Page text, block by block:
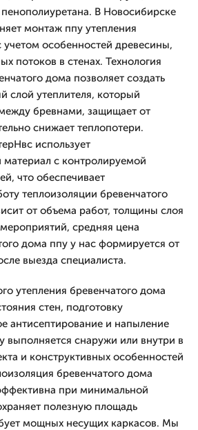
В Новосибирске
монтаж ппу утепления
учетом особенностей древесины,
потоков в стенах. Технология
дома позволяет создать
слой утеплителя, который
бревнами, защищает от
снижает теплопотери.
использует
с контролируемой
что обеспечивает
теплоизоляции бревенчатого
от объема работ, толщины слоя
средняя цена
дома ппу у нас формируется от
выезда специалиста.
утепления бревенчатого дома
стен, подготовку
антисептирование и напыление
выполняется снаружи или внутри в
и конструктивных особенностей
бревенчатого дома
при минимальной
полезную площадь
мощных несущих каркасов. Мы